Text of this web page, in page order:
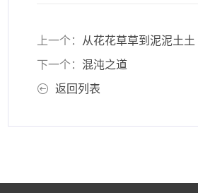
上一个：
从花花草草到泥泥土土
下一个： 混沌之道
返回列表